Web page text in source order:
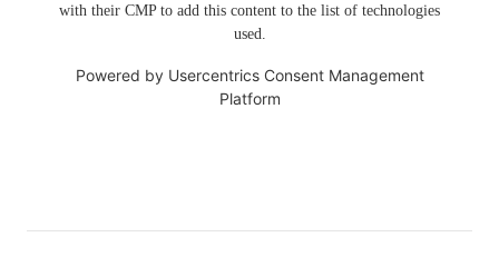
with their CMP to add this content to the list of technologies
used.
Powered by Usercentrics Consent Management
Platform